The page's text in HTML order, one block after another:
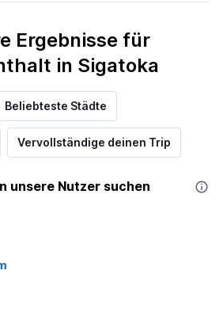
Ergebnisse für
in Sigatoka
Beliebteste Städte
Vervollständige deinen Trip
unsere Nutzer suchen